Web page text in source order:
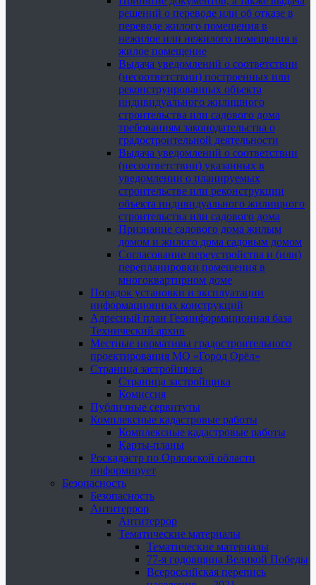
решений о переводе или об отказе в
переводе жилого помещения в
нежилое или нежилого помещения в
жилое помещение
Выдача уведомлений о соответствии
(несоответствии) построенных или
реконструированных объекта
индивидуального жилищного
строительства или садового дома
требованиям законодательства о
градостроительной деятельности
Выдача уведомлений о соответствии
(несоответствии) указанных в
уведомлении о планируемых
строительстве или реконструкции
объекта индивидуального жилищного
строительства или садового дома
Признание садового дома жилым
домом и жилого дома садовым домом
Согласование переустройства и (или)
перепланировки помещения в
многоквартирном доме
Порядок установки и эксплуатации
информационных конструкций
Адресный план Геоинформационная база
Технический архив
Местные нормативы градостроительного
проектирования МО «Город Орёл»
Страница застройщика
Страница застройщика
Комиссия
Публичные сервитуты
Комплексные кадастровые работы
Комплексные кадастровые работы
Карты-планы
Роскадастр по Орловской области
информирует
Безопасность
Безопасность
Антитеррор
Антитеррор
Тематические материалы
Тематические материалы
77-я годовщина Великой Победы
Всероссийская перепись